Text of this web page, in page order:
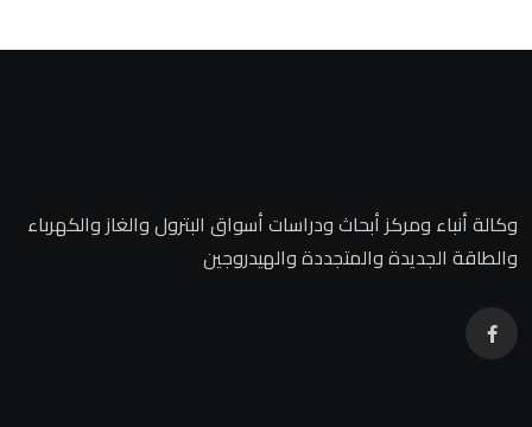
وكالة أنباء ومركز أبحاث ودراسات أسواق البترول والغاز والكهرباء
والطاقة الجديدة والمتجددة والهيدروجين